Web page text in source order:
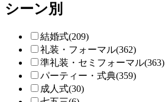
シーン別
結婚式(209)
礼装・フォーマル(362)
準礼装・セミフォーマル(363)
パーティー・式典(359)
成人式(30)